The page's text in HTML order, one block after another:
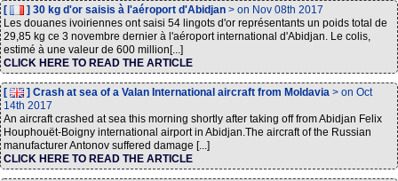
[ ] 30 kg d'or saisis à l'aéroport d'Abidjan > on Nov 08th 2017
Les douanes ivoiriennes ont saisi 54 lingots d'or représentants un poids total de
29,85 kg ce 3 novembre dernier à l'aéroport international d'Abidjan. Le colis,
estimé à une valeur de 600 million[...]
CLICK HERE TO READ THE ARTICLE
[ ] Crash at sea of a Valan International aircraft from Moldavia > on Oct
14th 2017
An aircraft crashed at sea this morning shortly after taking off from Abidjan Felix
Houphouët-Boigny international airport in Abidjan.The aircraft of the Russian
manufacturer Antonov suffered damage [...]
CLICK HERE TO READ THE ARTICLE